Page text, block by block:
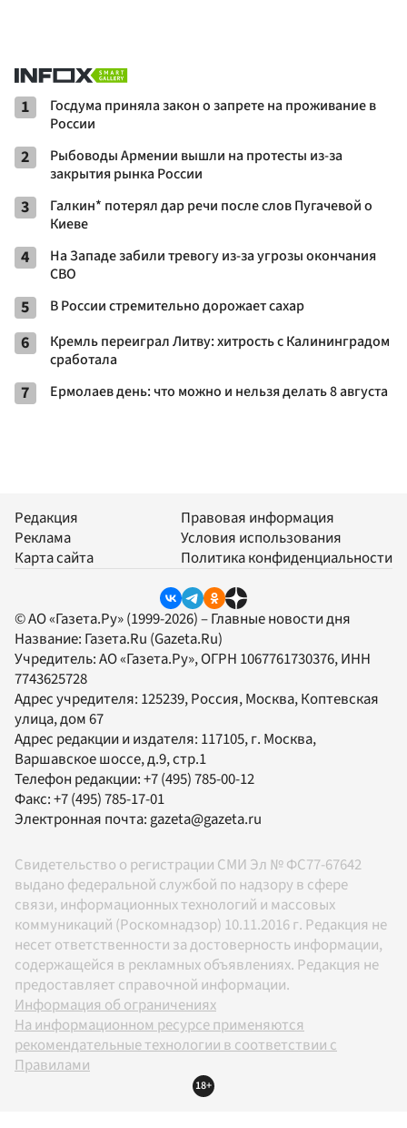
1
Госдума приняла закон о запрете на проживание в
России
2
Рыбоводы Армении вышли на протесты из-за
закрытия рынка России
3
Галкин* потерял дар речи после слов Пугачевой о
Киеве
4
На Западе забили тревогу из-за угрозы окончания
СВО
5 В России стремительно дорожает сахар
6
Кремль переиграл Литву: хитрость с Калининградом
сработала
7 Ермолаев день: что можно и нельзя делать 8 августа
Редакция
Реклама
Карта сайта
Правовая информация
Условия использования
Политика конфиденциальности
© АО «Газета.Ру» (1999-2026) – Главные новости дня
Название: Газета.Ru (Gazeta.Ru)
Учредитель:АО «Газета.Ру», ОГРН 1067761730376, ИНН
7743625728
Адрес учредителя: 125239, Россия, Москва, Коптевская
улица, дом 67
Адрес редакции и издателя: 117105, г. Москва,
Варшавское шоссе, д.9, стр.1
Телефон редакции:+7 (495) 785-00-12
Факс:+7 (495) 785-17-01
Электронная почта: gazeta@gazeta.ru
Свидетельство о регистрации СМИ Эл № ФС77-67642
выдано федеральной службой по надзору в сфере
связи, информационных технологий и массовых
коммуникаций (Роскомнадзор) 10.11.2016 г. Редакция не
несет ответственности за достоверность информации,
содержащейся в рекламных объявлениях. Редакция не
предоставляет справочной информации.
Информация об ограничениях
На информационном ресурсе применяются
рекомендательные технологии в соответствии с
Правилами
18+